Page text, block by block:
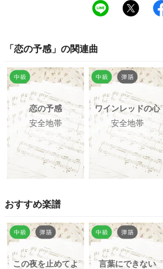
「 恋の予感 」の関連曲
恋の予感
安全地帯
ワインレッドの心
安全地帯
おすすめ楽譜
この夜を止めてよ
言葉にできない